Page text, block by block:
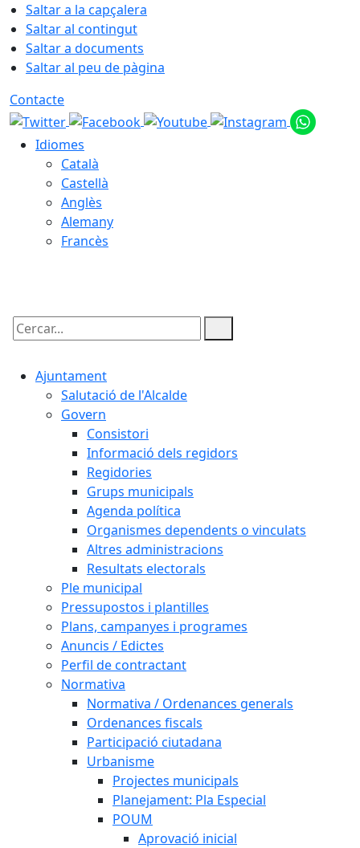
Saltar a la capçalera
Saltar al contingut
Saltar a documents
Saltar al peu de pàgina
Contacte
Idiomes
Català
Castellà
Anglès
Alemany
Francès
Cercar:
Ajuntament
Salutació de l'Alcalde
Govern
Consistori
Informació dels regidors
Regidories
Grups municipals
Agenda política
Organismes dependents o vinculats
Altres administracions
Resultats electorals
Ple municipal
Pressupostos i plantilles
Plans, campanyes i programes
Anuncis / Edictes
Perfil de contractant
Normativa
Normativa / Ordenances generals
Ordenances fiscals
Participació ciutadana
Urbanisme
Projectes municipals
Planejament: Pla Especial
POUM
Aprovació inicial